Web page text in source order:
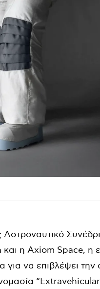
η Axiom Space, η
για να επιβλέψει